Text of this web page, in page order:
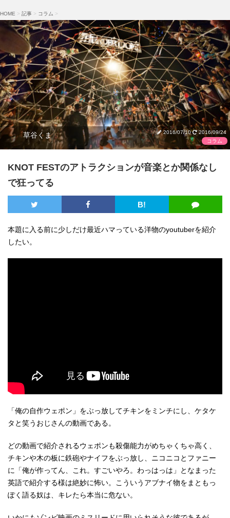
HOME > 記事 > コラム >
草谷くま 2016/07/10
2016/09/24
コラム
KNOT FESTのアトラクションが音楽とか関係なし
で狂ってる
B!
本題に入る前に少しだけ最近ハマっている洋物のyoutuberを紹介
したい。
「俺の自作ウェポン」をぶっ放してチキンをミンチにし、ケタケ
タと笑うおじさんの動画である。
どの動画で紹介されるウェポンも殺傷能力がめちゃくちゃ高く、
チキンや木の板に鉄砲やナイフをぶっ放し、ニコニコとファニー
に「俺が作ってん、これ。すごいやろ。わっはっは」となまった
英語で紹介する様は絶妙に怖い。こういうアブナイ物をまともっ
ぽく語る奴は、キレたら本当に危ない。